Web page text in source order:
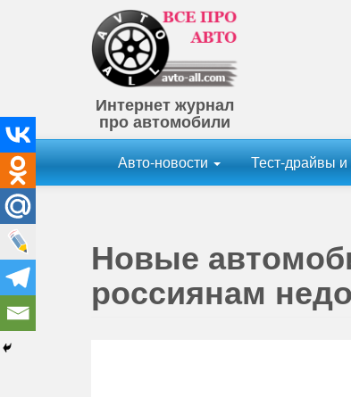
Интернет журнал
про автомобили
Авто-новости Тест-драйвы
Новые
россиянам